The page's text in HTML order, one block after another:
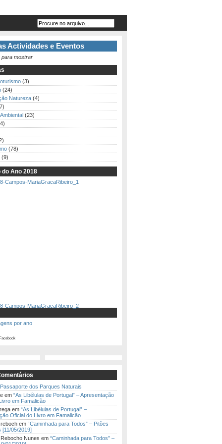
Actividades e Eventos
para mostrar
(3)
(24)
Natureza (4)
(23)
(78)
(9)
do Ano 2018
por ano
Passaporte dos Parques Naturais
em “As Libélulas de Portugal” – Apresentação
em Famalicão
em “As Libélulas de Portugal” –
Oficial do Livro em Famalicão
em “Caminhada para Todos” – Pitões
[11/05/2019]
Nunes em “Caminhada para Todos” –